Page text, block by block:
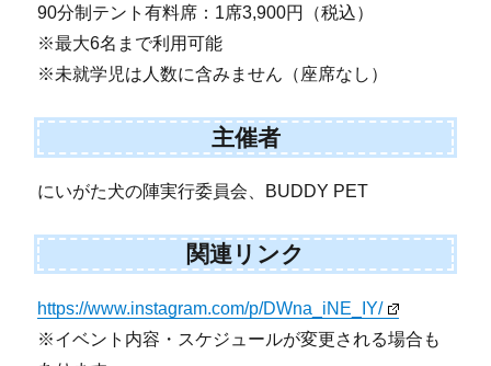
90分制テント有料席：1席3,900円（税込）
※最大6名まで利用可能
※未就学児は人数に含みません（座席なし）
主催者
にいがた犬の陣実行委員会、BUDDY PET
関連リンク
https://www.instagram.com/p/DWna_iNE_IY/
※イベント内容・スケジュールが変更される場合も